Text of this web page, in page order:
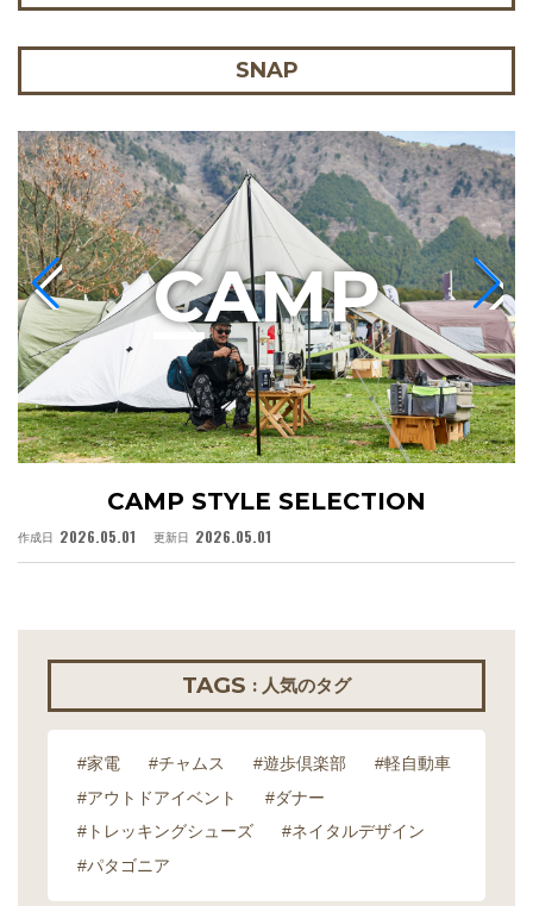
SNAP
CAMP STYLE SELECTION
作成日 2026.05.01 更新日 2026.05.01
CAMP
TAGS : 人気のタグ
#家電 #チャムス #遊歩倶楽部
#軽自動車
#アウトドアイベント
#ダナー
#トレッキングシューズ
#ネイタルデザイン
#パタゴニア